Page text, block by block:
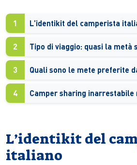
1 L’identikit del camperista
2
3 Quali sono le mete preferite
4
L’identikit del
italiano